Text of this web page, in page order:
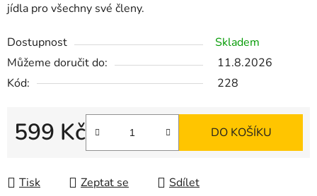
jídla pro všechny své členy.
Dostupnost
Skladem
Můžeme doručit do:
11.8.2026
Kód:
228
599 Kč DO KOŠÍKU
Tisk Zeptat se Sdílet